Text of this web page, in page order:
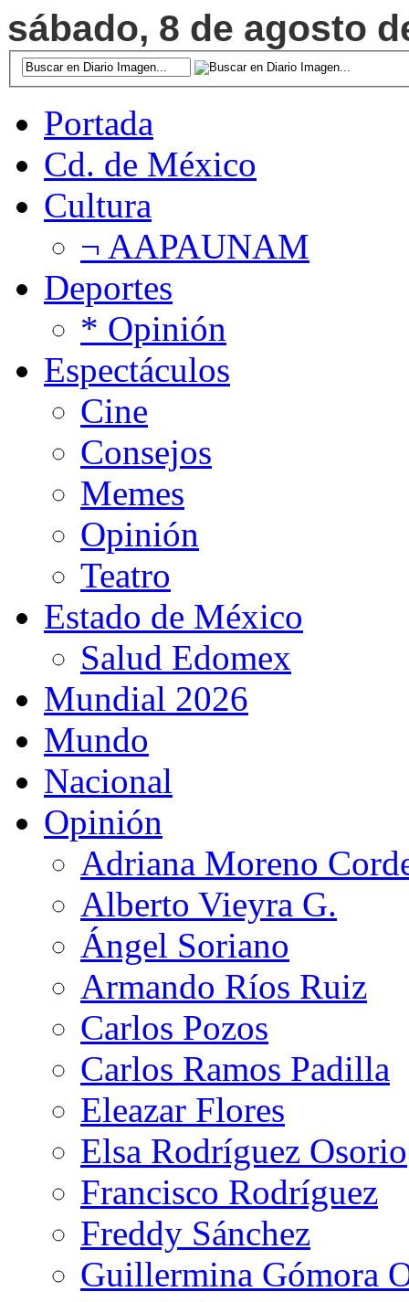
sábado, 8 de agosto
Portada
Cd. de México
Cultura
¬ AAPAUNAM
Deportes
* Opinión
Espectáculos
Cine
Consejos
Memes
Opinión
Teatro
Estado de México
Salud Edomex
Mundial 2026
Mundo
Nacional
Opinión
Adriana Moreno
Alberto Vieyra G.
Ángel Soriano
Armando Ríos Ruiz
Carlos Pozos
Carlos Ramos Padilla
Eleazar Flores
Elsa Rodríguez Osorio
Francisco Rodríguez
Freddy Sánchez
Guillermina Gómora